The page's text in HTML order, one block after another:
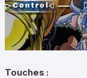
Touches :